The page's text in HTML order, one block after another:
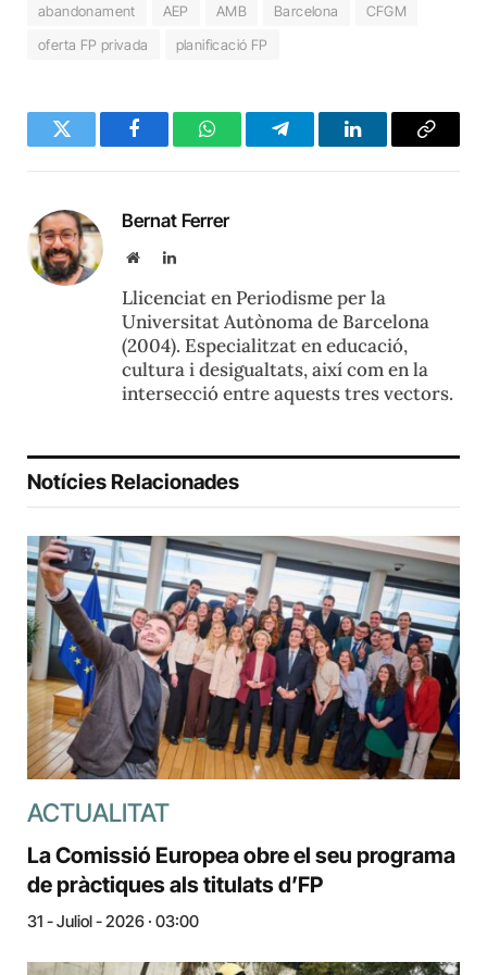
abandonament AEP AMB Barcelona
CFGM
oferta FP privada
planificació FP
Twitter FacebookWhatsAppTelegramLinkedInCopy
Bernat Ferrer
WebsiteLinkedIn
Llicenciat en Periodisme per la
Universitat Autònoma de Barcelona
(2004). Especialitzat en educació,
cultura i desigualtats, així com en la
intersecció entre aquests tres vectors.
Notícies Relacionades
ACTUALITAT
La Comissió Europea obre el seu programa
de pràctiques als titulats d’FP
31 - Juliol - 2026 · 03:00